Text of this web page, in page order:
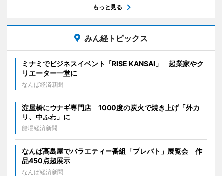
もっと見る
みん経トピックス
ミナミでビジネスイベント「RISE KANSAI」 起業家やク
リエーター一堂に
なんば経済新聞
淀屋橋にウナギ専門店 1000度の炭火で焼き上げ「外カ
リ、中ふわ」に
船場経済新聞
なんば高島屋でバラエティー番組「プレバト」展覧会 作
品450点超展示
なんば経済新聞